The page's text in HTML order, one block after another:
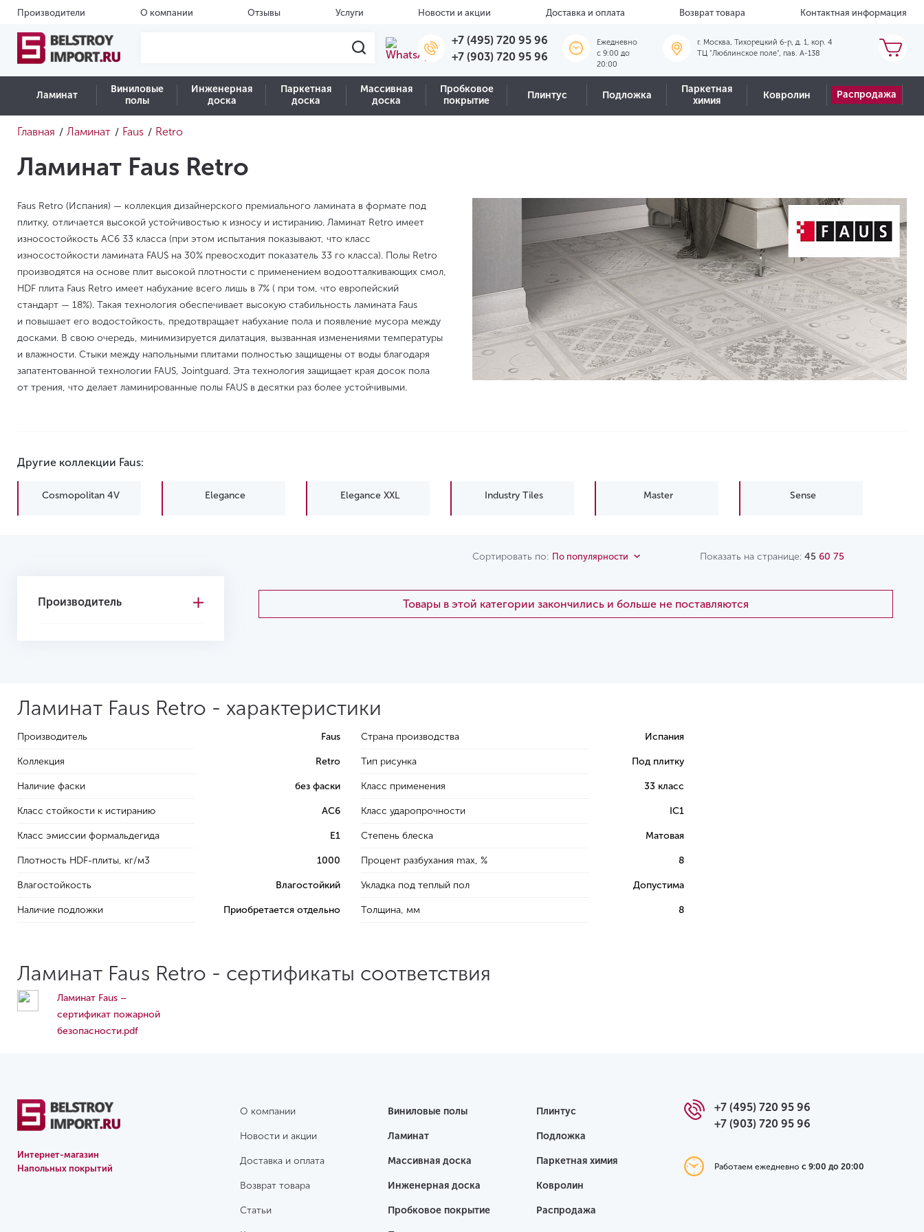
Производители О компании Отзывы Услуги Новости и акции Доставка и оплата Возврат товара Контактная информация
+7 (495) 720 95 96
+7 (903) 720 95 96
Ежедневно
c 9:00 до
20:00
г. Москва, Тихорецкий б-р, д. 1, кор. 4
ТЦ "Люблинское поле", пав. А-138
Ламинат
Виниловые
полы
Инженерная
доска
Паркетная
доска
Массивная
доска
Пробковое
покрытие
Плинтус Подложка
Паркетная
химия
Ковролин Распродажа
Главная / Ламинат / Faus / Retro
Ламинат Faus Retro
Faus Retro (Испания) — коллекция дизайнерского премиального ламината в формате под
плитку, отличается высокой устойчивостью к износу и истиранию. Ламинат Retro имеет
износостойкость AC6 33 класса (при этом испытания показывают, что класс
износостойкости ламината FAUS на 30% превосходит показатель 33 го класса). Полы Retro
производятся на основе плит высокой плотности с применением водоотталкивающих смол,
HDF плита Faus Retro имеет набухание всего лишь в 7% ( при том, что европейский
стандарт — 18%). Такая технология обеспечивает высокую стабильность ламината Faus
и повышает его водостойкость, предотвращает набухание пола и появление мусора между
досками. В свою очередь, минимизируется дилатация, вызванная изменениями температуры
и влажности. Стыки между напольными плитами полностью защищены от воды благодаря
запатентованной технологии FAUS, Jointguard. Эта технология защищает края досок пола
от трения, что делает ламинированные полы FAUS в десятки раз более устойчивыми.
Другие коллекции Faus:
Cosmopolitan 4V Elegance Elegance XXL Industry Tiles Master Sense
Сортировать по: По популярности Показать на странице: 45 60 75
Производитель Товары в этой категории закончились и больше не поставляются
Ламинат Faus Retro - характеристики
Производитель Faus
Коллекция Retro
Наличие фаски без фаски
Класс стойкости к истиранию AC6
Класс эмиссии формальдегида E1
Плотность HDF-плиты, кг/м3 1000
Влагостойкость Влагостойкий
Наличие подложки Приобретается отдельно
Страна производства Испания
Тип рисунка Под плитку
Класс применения 33 класс
Класс ударопрочности IC1
Степень блеска Матовая
Процент разбухания max, % 8
Укладка под теплый пол Допустима
Толщина, мм 8
Ламинат Faus Retro - сертификаты соответствия
Ламинат Faus –
сертификат пожарной
безопасности.pdf
Интернет-магазин
Напольных покрытий
О компании
Новости и акции
Доставка и оплата
Возврат товара
Статьи
Виниловые полы
Ламинат
Массивная доска
Инженерная доска
Пробковое покрытие
Плинтус
Подложка
Паркетная химия
Ковролин
Распродажа
+7 (495) 720 95 96
+7 (903) 720 95 96
Работаем ежедневнос 9:00 до 20:00